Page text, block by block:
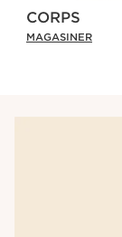
CORPS
MAGASINER